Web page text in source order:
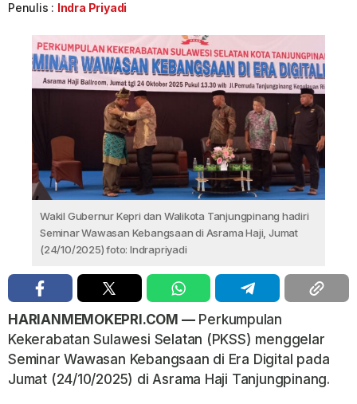
Penulis : Indra Priyadi
Wakil Gubernur Kepri dan Walikota Tanjungpinang hadiri
Seminar Wawasan Kebangsaan di Asrama Haji, Jumat
(24/10/2025) foto: Indrapriyadi
HARIANMEMOKEPRI.COM —Perkumpulan
Kekerabatan Sulawesi Selatan (PKSS) menggelar
Seminar Wawasan Kebangsaan di Era Digital pada
Jumat (24/10/2025) di Asrama Haji Tanjungpinang.